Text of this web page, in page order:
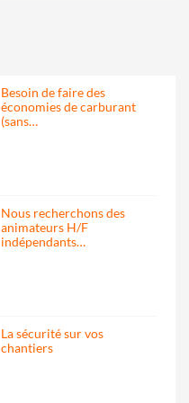
Besoin de faire des
économies de carburant
(sans…
Nous recherchons des
animateurs H/F
indépendants…
La sécurité sur vos
chantiers